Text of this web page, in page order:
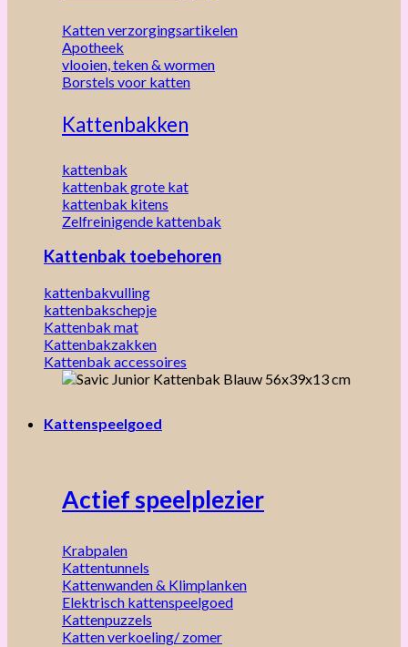
Katten verzorgingsartikelen
Apotheek
vlooien, teken & wormen
Borstels voor katten
Kattenbakken
kattenbak
kattenbak grote kat
kattenbak kitens
Zelfreinigende kattenbak
Kattenbak toebehoren
kattenbakvulling
kattenbakschepje
Kattenbak mat
Kattenbakzakken
Kattenbak accessoires
Kattenspeelgoed
Actief speelplezier
Krabpalen
Kattentunnels
Kattenwanden & Klimplanken
Elektrisch kattenspeelgoed
Kattenpuzzels
Katten verkoeling/ zomer